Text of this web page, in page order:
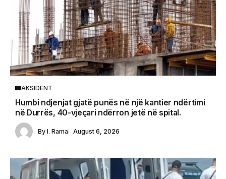
AKSIDENT
Humbi ndjenjat gjatë punës në një kantier ndërtimi
në Durrës, 40-vjeçari ndërron jetë në spital.
By I. Rama August 6, 2026